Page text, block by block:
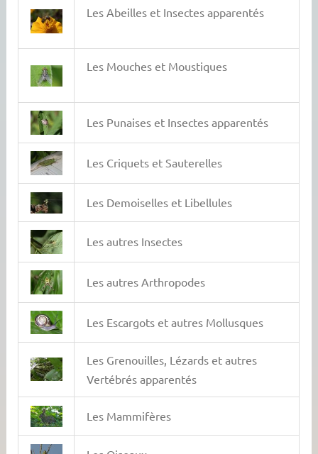
Les Abeilles et Insectes apparentés
Les Mouches et Moustiques
Les Punaises et Insectes apparentés
Les Criquets et Sauterelles
Les Demoiselles et Libellules
Les autres Insectes
Les autres Arthropodes
Les Escargots et autres Mollusques
Les Grenouilles, Lézards et autres
Vertébrés apparentés
Les Mammifères